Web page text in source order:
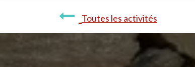
Toutes les activités